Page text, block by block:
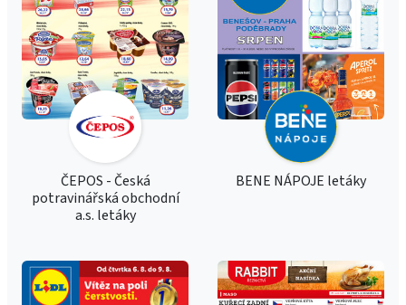
ČEPOS - Česká
potravinářská obchodní
a.s. letáky
BENE NÁPOJE letáky